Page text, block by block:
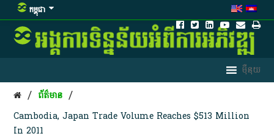
កម្ពុជា
/ ព័ត៌មាន /
Cambodia, Japan Trade Volume Reaches $513 Million
In 2011